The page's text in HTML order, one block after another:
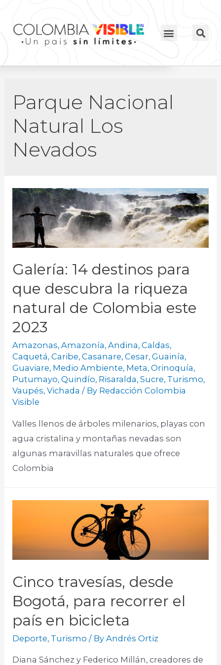
Parque Nacional
Natural Los
Nevados
Galería: 14 destinos para
que descubra la riqueza
natural de Colombia este
2023
Amazonas,Amazonía,Andina,Caldas,
Caquetá,Caribe,Casanare,Cesar,Guainía,
Guaviare, Medio Ambiente, Meta,Orinoquía,
Putumayo,Quindío, Risaralda,Sucre, Turismo,
Vaupés,Vichada / By Redacción Colombia
Visible
Valles llenos de árboles milenarios, playas con
agua cristalina y montañas nevadas son
algunas maravillas naturales que ofrece
Colombia
Cinco travesías, desde
Bogotá, para recorrer el
país en bicicleta
Deporte, Turismo / ByAndrés Ortiz
Diana Sánchez y Federico Millán, creadores de